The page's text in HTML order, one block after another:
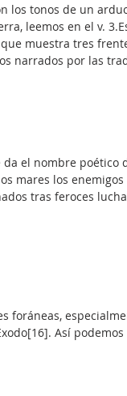
los tonos de un
leemos en el v.
muestra tres
narrados por las
el nombre poético
mares los
tras feroces
foráneas,
Así